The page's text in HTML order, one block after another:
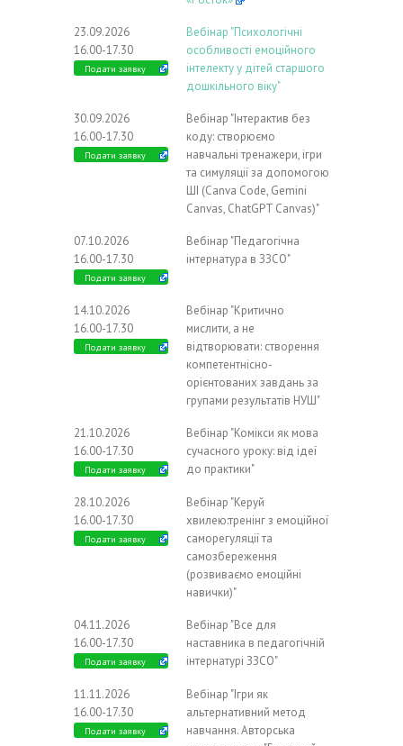
23.09.2026
16.00-17.30
Подати заявку
Вебінар "Психологічні
особливості емоційного
інтелекту у дітей старшого
дошкільного віку"
30.09.2026
16.00-17.30
Подати заявку
Вебінар "Інтерактив без
коду: створюємо
навчальні тренажери, ігри
та симуляції за допомогою
ШІ (Canva Code, Gemini
Canvas, ChatGPT Canvas)"
07.10.2026
16.00-17.30
Подати заявку
Вебінар "Педагогічна
інтернатура в ЗЗСО"
14.10.2026
16.00-17.30
Подати заявку
Вебінар "Критично
мислити, а не
відтворювати: створення
компетентнісно-
орієнтованих завдань за
групами результатів НУШ"
21.10.2026
16.00-17.30
Подати заявку
Вебінар "Комікси як мова
сучасного уроку: від ідеї
до практики"
28.10.2026
16.00-17.30
Подати заявку
Вебінар "Керуй
хвилею:тренінг з емоційної
саморегуляції та
самозбереження
(розвиваємо емоційні
навички)"
04.11.2026
16.00-17.30
Подати заявку
Вебінар "Все для
наставника в педагогічній
інтернатурі ЗЗСО"
11.11.2026
16.00-17.30
Подати заявку
Вебінар "Ігри як
альтернативний метод
навчання. Авторська